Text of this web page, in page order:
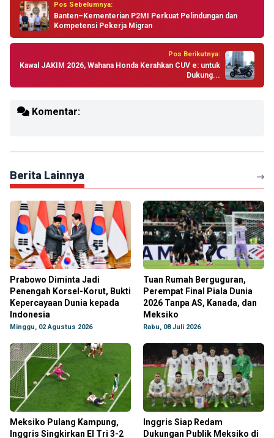
Pos Sebelumnya:
Banten–Kementerian P2MI Perkuat Pelindungan dan
Kompetensi Pekerja Migran
Pos Berikutnya:
Kawal JAKIM 2026, Wahana Honda Kerahkan CUV e: untuk
Dukung...
Komentar:
Berita Lainnya
Prabowo Diminta Jadi
Penengah Korsel-Korut, Bukti
Kepercayaan Dunia kepada
Indonesia
Minggu, 02 Agustus 2026
Tuan Rumah Berguguran,
Perempat Final Piala Dunia
2026 Tanpa AS, Kanada, dan
Meksiko
Rabu, 08 Juli 2026
Meksiko Pulang Kampung,
Inggris Singkirkan El Tri 3-2
Inggris Siap Redam
Dukungan Publik Meksiko di